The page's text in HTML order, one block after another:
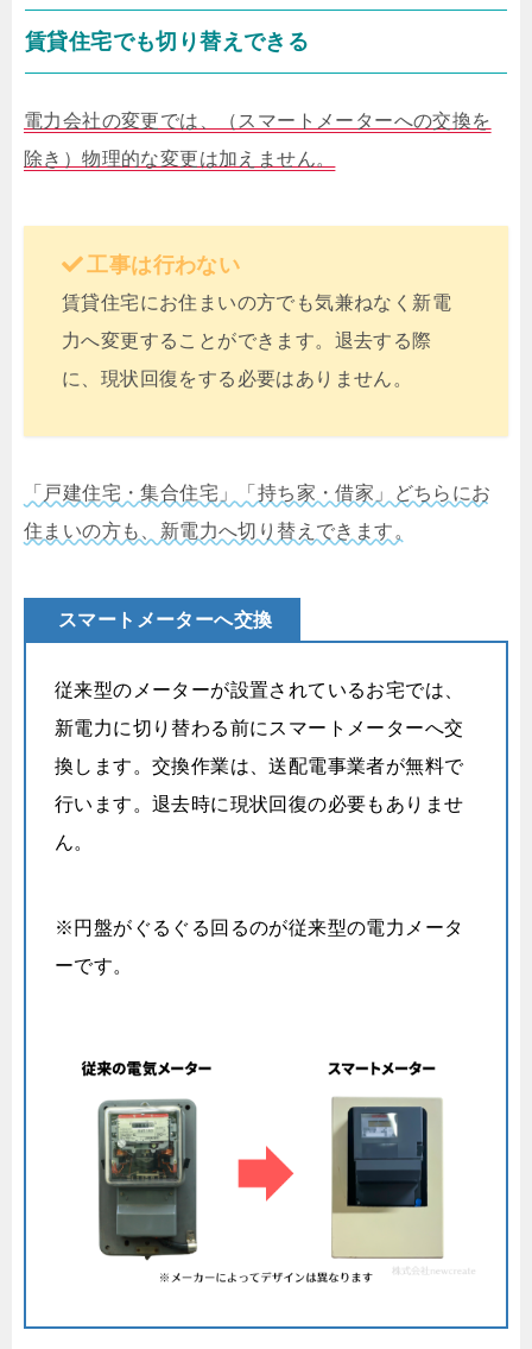
賃貸住宅でも切り替えできる
電力会社の変更では、（スマートメーターへの交換を
除き）物理的な変更は加えません。
工事は行わない
賃貸住宅にお住まいの方でも気兼ねなく新電
力へ変更することができます。退去する際
に、現状回復をする必要はありません。
「戸建住宅・集合住宅」「持ち家・借家」どちらにお
住まいの方も、新電力へ切り替えできます。
スマートメーターへ交換
従来型のメーターが設置されているお宅では、
新電力に切り替わる前にスマートメーターへ交
換します。交換作業は、送配電事業者が無料で
行います。退去時に現状回復の必要もありませ
ん。
※円盤がぐるぐる回るのが従来型の電力メータ
ーです。